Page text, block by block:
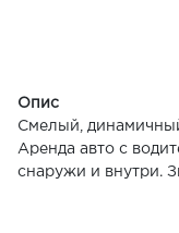
Опис
Смелый,
Аренда авто с
снаружи и внутри.